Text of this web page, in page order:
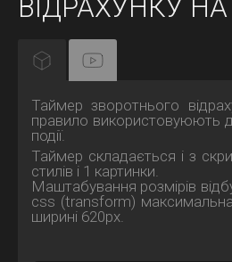
ВІДРАХУНКУ НА
Таймер зворотнього
правило використовуюють
події.
Таймер складається і з
стилів і 1 картинки.
Маштабування розмірів
css (transform) максимальна
ширині 620рх.